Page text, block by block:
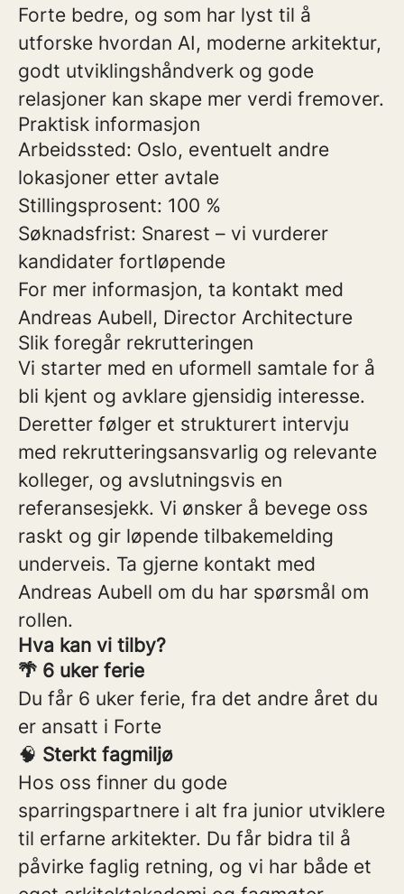
Forte bedre, og som har lyst til å
utforske hvordan AI, moderne arkitektur,
godt utviklingshåndverk og gode
relasjoner kan skape mer verdi fremover.
Praktisk informasjon
Arbeidssted: Oslo, eventuelt andre
lokasjoner etter avtale
Stillingsprosent: 100 %
Søknadsfrist: Snarest – vi vurderer
kandidater fortløpende
For mer informasjon, ta kontakt med
Andreas Aubell, Director Architecture
Slik foregår rekrutteringen
Vi starter med en uformell samtale for å
bli kjent og avklare gjensidig interesse.
Deretter følger et strukturert intervju
med rekrutteringsansvarlig og relevante
kolleger, og avslutningsvis en
referansesjekk. Vi ønsker å bevege oss
raskt og gir løpende tilbakemelding
underveis. Ta gjerne kontakt med
Andreas Aubell om du har spørsmål om
rollen.
Hva kan vi tilby?
🌴 6 uker ferie
Du får 6 uker ferie, fra det andre året du
er ansatt i Forte
🧠 Sterkt fagmiljø
Hos oss finner du gode
sparringspartnere i alt fra junior utviklere
til erfarne arkitekter. Du får bidra til å
påvirke faglig retning, og vi har både et